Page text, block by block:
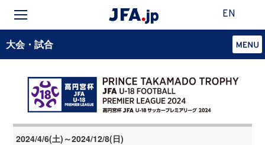
EN
大会・試合
2024/4/6(土)～2024/12/8(日)